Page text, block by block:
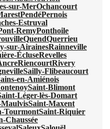
sur-MerOchancourt
PendéPernois
Estruval
RemyPonthoile
QuendQuerrieu
sur-AirainesRainneville
ÉcluseRevelles
RiencourtRivery
Sailly-Flibeaucourt
en-Amiénois
Saint-Blimont
Léger-lès-Domart
Saint-Maxent
TourmontSaint-Riquier
Chaussée